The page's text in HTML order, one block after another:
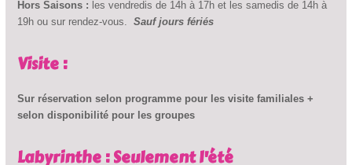
Hors Saisons : les vendredis de 14h à 17h et les samedis de 14h à
19h ou sur rendez-vous. Sauf jours fériés
Visite :
Sur réservation selon programme pour les visite familiales +
selon disponibilité pour les groupes
Labyrinthe : Seulement l'été